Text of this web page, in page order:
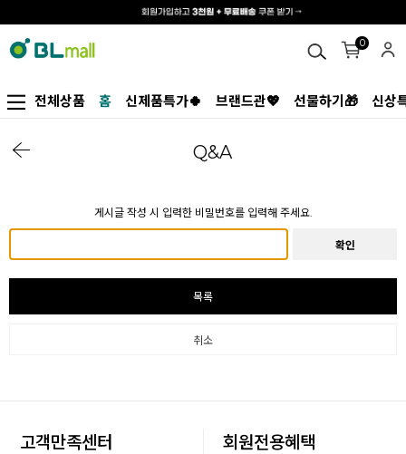
0
전체상품 홈 신제품특가🍀 브랜드관💖 선물하기🎁 신상
Q&A
게시글 작성 시 입력한 비밀번호를 입력해 주세요.
확인
목록
취소
고객만족센터 회원전용혜택